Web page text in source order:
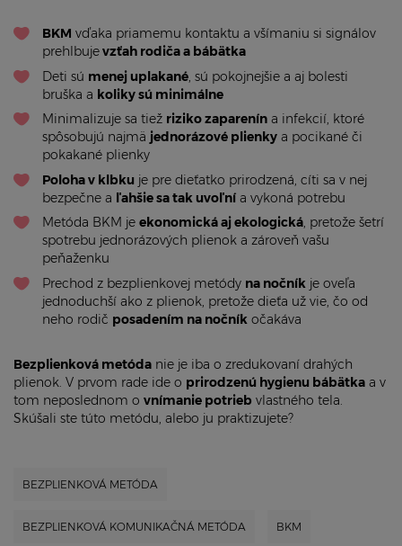
BKM vďaka priamemu kontaktu a všímaniu si signálov
prehlbujevzťah rodiča a bábätka
Deti sú menej uplakané , sú pokojnejšie a aj bolesti
bruška a koliky sú minimálne
Minimalizuje sa tiež riziko zaparenín a infekcií, ktoré
spôsobujú najmä jednorázové plienky a pocikané či
pokakané plienky
Poloha v klbku je pre dieťatko prirodzená, cíti sa v nej
bezpečne a ľahšie sa tak uvoľní a vykoná potrebu
Metóda BKM je ekonomická aj ekologická, pretože šetrí
spotrebu jednorázových plienok a zároveň vašu
peňaženku
Prechod z bezplienkovej metódy na nočník je oveľa
jednoduchší ako z plienok, pretože dieťa už vie, čo od
neho rodič posadením na nočník očakáva
Bezplienková metóda nie je iba o zredukovaní drahých
plienok. V prvom rade ide o prirodzenú hygienu bábätka a v
tom neposlednom o vnímanie potrieb vlastného tela.
Skúšali ste túto metódu, alebo ju praktizujete?
BEZPLIENKOVÁ METÓDA
BEZPLIENKOVÁ KOMUNIKAČNÁ METÓDA BKM